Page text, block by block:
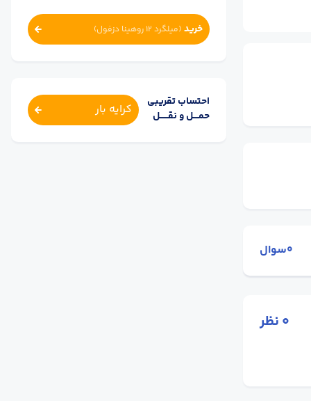
0سوال
0نظر
خرید (میلگرد 12 روهینا دزفول )
احتساب تقریبی
حمــــل و نقــــــل
کرایه بار